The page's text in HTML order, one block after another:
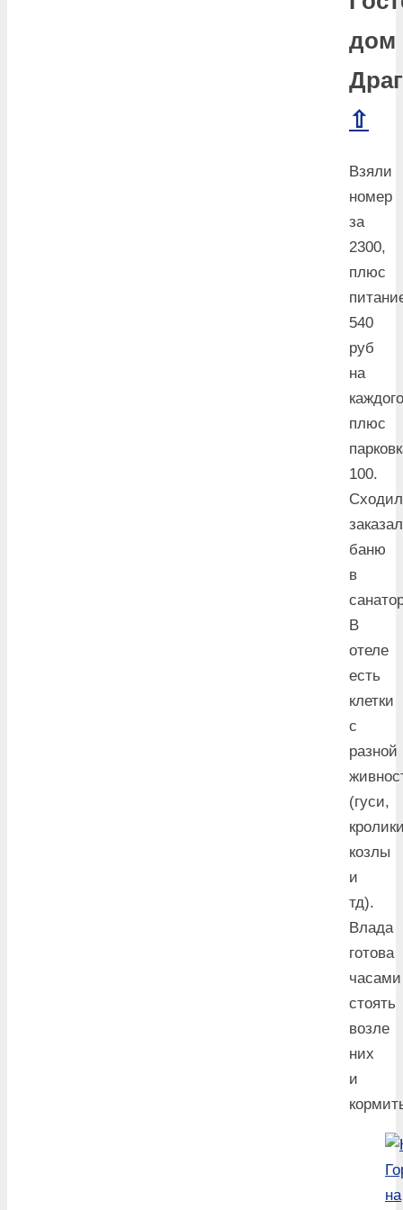
дом
⇧
Взяли
номер
за
2300,
плюс
540
руб
на
плюс
100.
баню
в
В
отеле
есть
клетки
с
разной
(гуси,
козлы
и
тд).
Влада
готова
часами
стоять
возле
них
и